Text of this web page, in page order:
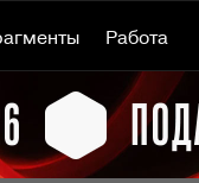
Работа